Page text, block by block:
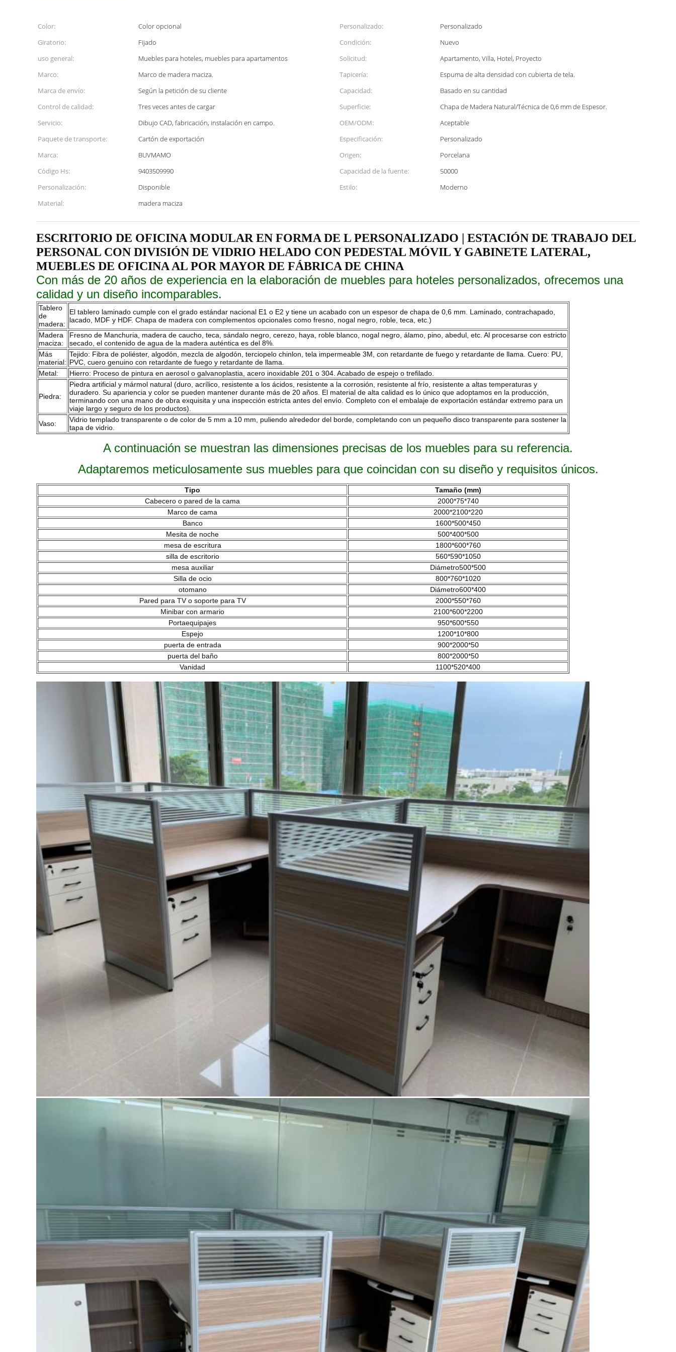
Color: Color opcional Personalizado:
Personalizado
Giratorio:
Fijado Condición:
Nuevo
uso general:
Muebles para hoteles, muebles para apartamentos Solicitud:
Apartamento, Villa, Hotel, Proyecto
Marco:
Marco de madera maciza. Tapicería:
Espuma de alta densidad con cubierta de tela.
Marca de envío:
Según la petición de su cliente Capacidad:
Basado en su cantidad
Control de calidad:
Tres veces antes de cargar Superficie:
Chapa de Madera Natural/Técnica de 0,6 mm de Espesor.
Servicio:
Dibujo CAD, fabricación, instalación en campo. OEM/ODM:
Aceptable
Paquete de transporte:
Cartón de exportación Especificación:
Personalizado
Marca:
BUVMAMO Origen:
Porcelana
Código Hs:
9403509990 Capacidad de la fuente:
50000
Personalización:
Disponible Estilo:
Moderno
Material:
madera maciza
ESCRITORIO DE OFICINA MODULAR EN FORMA DE L PERSONALIZADO | ESTACIÓN DE TRABAJO DEL
PERSONAL CON DIVISIÓN DE VIDRIO HELADO CON PEDESTAL MÓVIL Y GABINETE LATERAL,
MUEBLES DE OFICINA AL POR MAYOR DE FÁBRICA DE CHINA
Con más de 20 años de experiencia en la elaboración de muebles para hoteles personalizados, ofrecemos una
calidad y un diseño incomparables.
Tablero
de
madera:
El tablero laminado cumple con el grado estándar nacional E1 o E2 y tiene un acabado con un espesor de chapa de 0,6 mm. Laminado, contrachapado,
lacado, MDF y HDF. Chapa de madera con complementos opcionales como fresno, nogal negro, roble, teca, etc.)
Madera
maciza:
Fresno de Manchuria, madera de caucho, teca, sándalo negro, cerezo, haya, roble blanco, nogal negro, álamo, pino, abedul, etc. Al procesarse con estricto
secado, el contenido de agua de la madera auténtica es del 8%.
Más
material:
Tejido: Fibra de poliéster, algodón, mezcla de algodón, terciopelo chinlon, tela impermeable 3M, con retardante de fuego y retardante de llama. Cuero: PU,
PVC, cuero genuino con retardante de fuego y retardante de llama.
Metal:
Hierro: Proceso de pintura en aerosol o galvanoplastia, acero inoxidable 201 o 304. Acabado de espejo o trefilado.
Piedra:
Piedra artificial y mármol natural (duro, acrílico, resistente a los ácidos, resistente a la corrosión, resistente al frío, resistente a altas temperaturas y
duradero. Su apariencia y color se pueden mantener durante más de 20 años. El material de alta calidad es lo único que adoptamos en la producción,
terminando con una mano de obra exquisita y una inspección estricta antes del envío. Completo con el embalaje de exportación estándar extremo para un
viaje largo y seguro de los productos).
Vaso:
Vidrio templado transparente o de color de 5 mm a 10 mm, puliendo alrededor del borde, completando con un pequeño disco transparente para sostener la
tapa de vidrio.
A continuación se muestran las dimensiones precisas de los muebles para su referencia.
Adaptaremos meticulosamente sus muebles para que coincidan con su diseño y requisitos únicos.
Tipo
Tamaño (mm)
Cabecero o pared de la cama
2000*75*740
Marco de cama
2000*2100*220
Banco
1600*500*450
Mesita de noche
500*400*500
mesa de escritura
1800*600*760
silla de escritorio
560*590*1050
mesa auxiliar
Diámetro500*500
Silla de ocio
800*760*1020
otomano
Diámetro600*400
Pared para TV o soporte para TV
2000*550*760
Minibar con armario
2100*600*2200
Portaequipajes
950*600*550
Espejo
1200*10*800
puerta de entrada
900*2000*50
puerta del baño
800*2000*50
Vanidad
1100*520*400